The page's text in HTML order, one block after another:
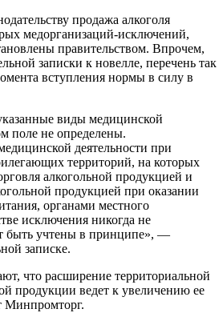
продажа алкоголя
медорганизаций-исключений,
правительством. Впрочем,
записки к новелле, перечень так
вступления нормы в силу в
виды медицинской
поле не определены.
деятельности при
территорий, на которых
алкогольной продукцией и
продукцией при оказании
органами местного
исключения никогда не
быть учтены в принципе», —
записке.
что расширение территориальной
продукции ведет к увеличению ее
Минпромторг.